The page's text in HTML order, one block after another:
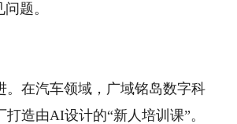
题。
在汽车领域，广域铭岛数字科
造由AI设计的“新人培训课”。